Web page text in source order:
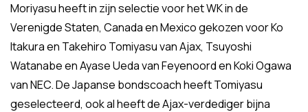
Moriyasu heeft in zijn selectie voor het WK in de
Verenigde Staten, Canada en Mexico gekozen voor Ko
Itakura en Takehiro Tomiyasu van Ajax, Tsuyoshi
Watanabe en Ayase Ueda van Feyenoord en Koki Ogawa
van NEC. De Japanse bondscoach heeft Tomiyasu
geselecteerd, ook al heeft de Ajax-verdediger bijna